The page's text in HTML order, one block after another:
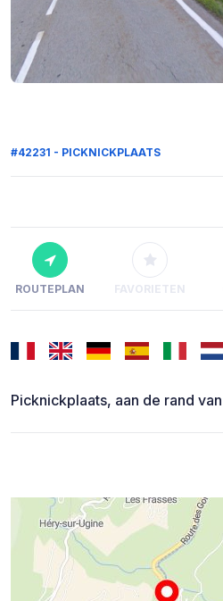
#42231 - PICKNICKPLAATS
ROUTEPLAN FAVORIETEN
Picknickplaats, aan de rand